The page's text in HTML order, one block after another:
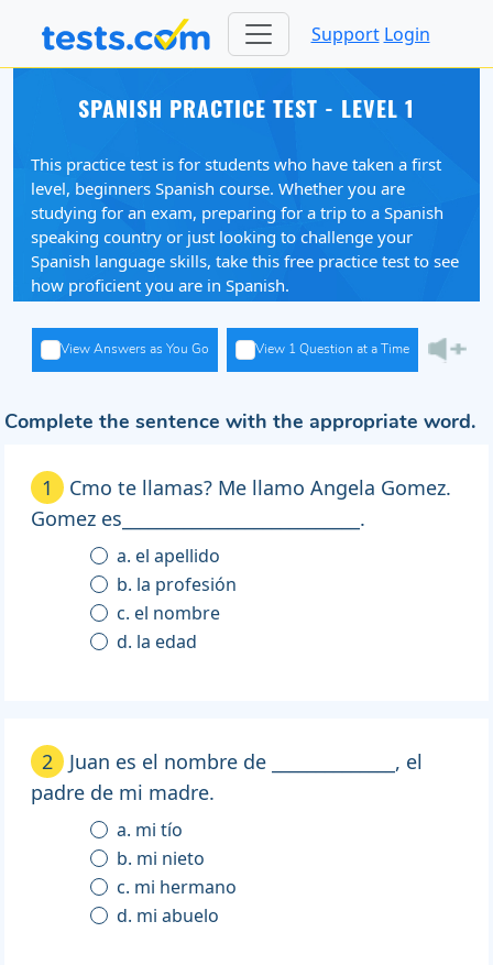
Support Login
SPANISH PRACTICE TEST - LEVEL 1
This practice test is for students who have taken a first
level, beginners Spanish course. Whether you are
studying for an exam, preparing for a trip to a Spanish
speaking country or just looking to challenge your
Spanish language skills, take this free practice test to see
how proficient you are in Spanish.
View Answers as You Go View 1 Question at a Time
Complete the sentence with the appropriate word.
1
Cmo te llamas? Me llamo Angela Gomez.
Gomez es___________________________.
a. el apellido
b. la profesión
c. el nombre
d. la edad
2
Juan es el nombre de ______________, el
padre de mi madre.
a. mi tío
b. mi nieto
c. mi hermano
d. mi abuelo